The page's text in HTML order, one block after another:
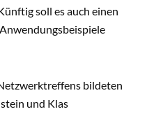
soll es auch einen
bildeten
und Klas